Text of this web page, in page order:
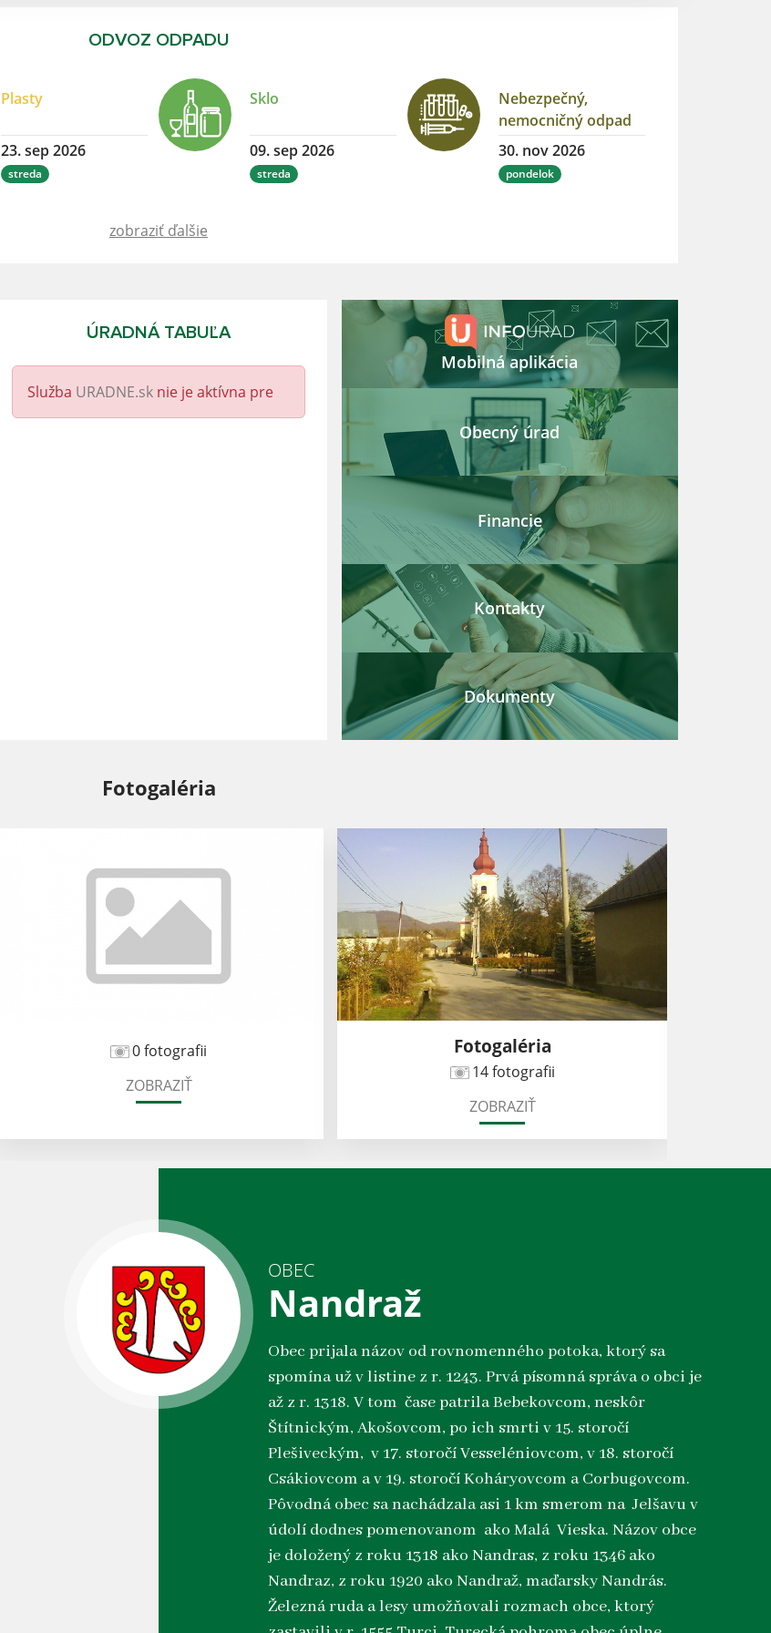
ODVOZ ODPADU
Plasty
23. sep 2026
streda
Sklo
09. sep 2026
streda
Nebezpečný,
nemocničný odpad
30. nov 2026
pondelok
zobraziť ďalšie
ÚRADNÁ TABUĽA
Služba URADNE.sk nie je aktívna pre
Mobilná aplikácia
Obecný úrad
Financie
Kontakty
Dokumenty
Fotogaléria
0 fotografii
ZOBRAZIŤ
Fotogaléria
14 fotografii
ZOBRAZIŤ
OBEC
Nandraž
Obec prijala názov od rovnomenného potoka, ktorý sa
spomína už v listine z r. 1243. Prvá písomná správa o obci je
až z r. 1318. V tom čase patrila Bebekovcom, neskôr
Štítnickým, Akošovcom, po ich smrti v 15. storočí
Plešiveckým, v 17. storočí Vesseléniovcom, v 18. storočí
Csákiovcom a v 19. storočí Koháryovcom a Corbugovcom.
Pôvodná obec sa nachádzala asi 1 km smerom na Jelšavu v
údolí dodnes pomenovanom ako Malá Vieska. Názov obce
je doložený z roku 1318 ako Nandras, z roku 1346 ako
Nandraz, z roku 1920 ako Nandraž, maďarsky Nandrás.
Železná ruda a lesy umožňovali rozmach obce, ktorý